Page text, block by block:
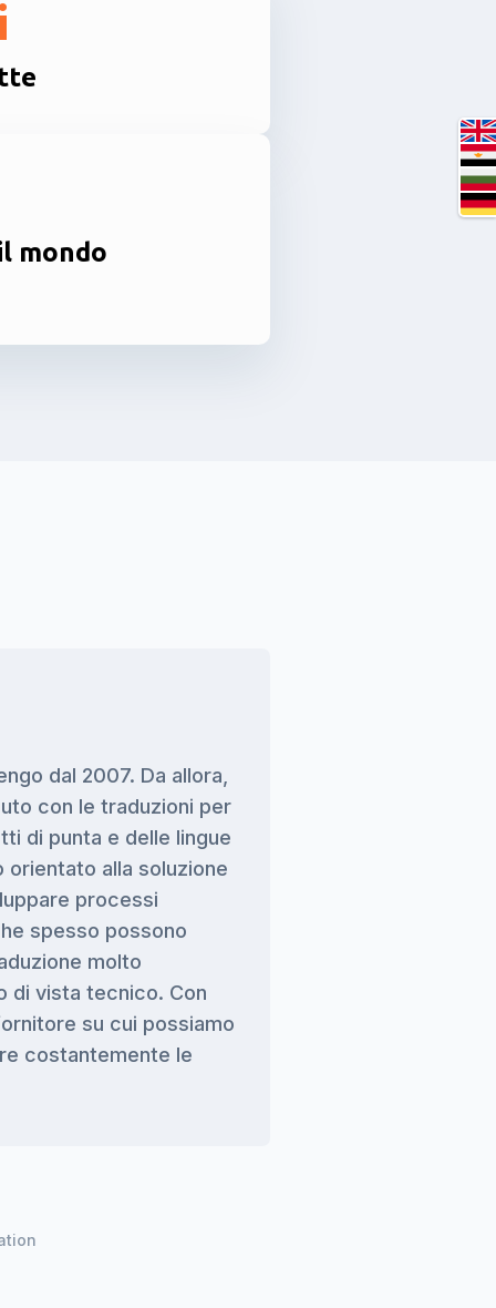
mondo
dal 2007. Da allora,
con le traduzioni per
di punta e delle lingue
orientato alla soluzione
processi
spesso possono
molto
di vista tecnico. Con
su cui possiamo
costantemente le